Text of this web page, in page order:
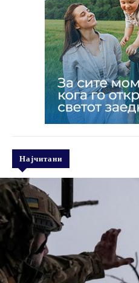
Најчитани